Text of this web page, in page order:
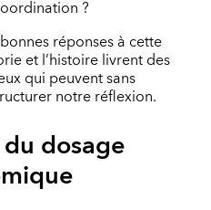
?
réponses à cette
et l’histoire livrent des
qui peuvent sans
notre réflexion.
dosage